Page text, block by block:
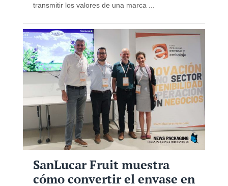
transmitir los valores de una marca ...
SanLucar Fruit muestra
cómo convertir el envase en